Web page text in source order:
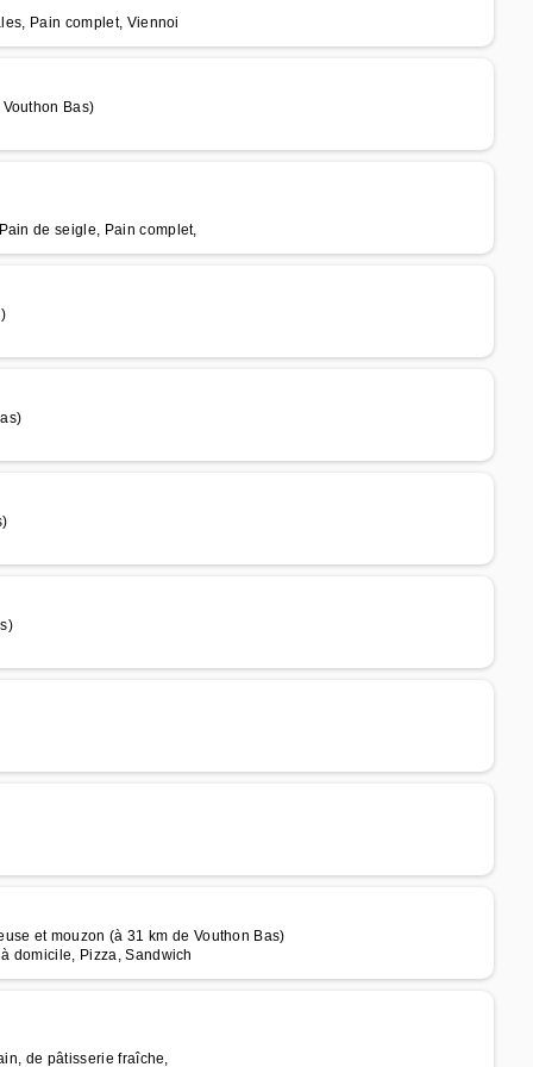
Pain complet, Viennoi
Bas)
de seigle, Pain complet,
et mouzon (à 31 km de Vouthon Bas)
domicile, Pizza, Sandwich
de pâtisserie fraîche,